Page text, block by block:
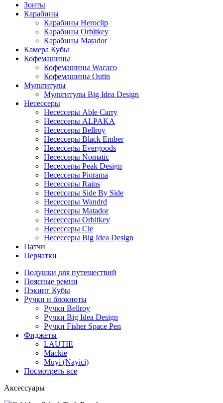
Зонты
Карабины
Карабины Heroclip
Карабины Orbitkey
Карабины Matador
Камера Кубы
Кофемашины
Кофемашины Wacaco
Кофемашины Outin
Мультитулы
Мультитулы Big Idea Design
Несессеры
Несессеры Able Carry
Несессеры ALPAKA
Несессеры Bellroy
Несессеры Black Ember
Несессеры Evergoods
Несессеры Nomatic
Несессеры Peak Design
Несессеры Piorama
Несессеры Rains
Несессеры Side By Side
Несессеры Wandrd
Несессеры Matador
Несессеры Orbitkey
Несессеры Cle
Несессеры Big Idea Design
Патчи
Перчатки
Подушки для путешествий
Поясные ремни
Пэкинг Кубы
Ручки и блокноты
Ручки Bellroy
Ручки Big Idea Design
Ручки Fisher Space Pen
Фиджеты
LAUTIE
Mackie
Muyi (Nayici)
Посмотреть все
Аксессуары